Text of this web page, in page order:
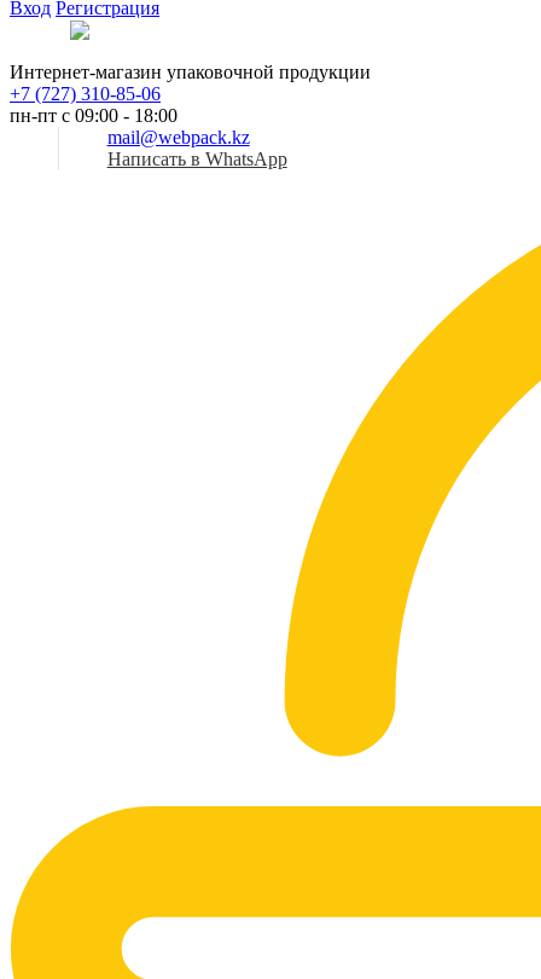
Вход Регистрация
Интернет-магазин упаковочной продукции
+7 (727) 310-85-06
пн-пт с 09:00 - 18:00
mail@webpack.kz
Написать в WhatsApp